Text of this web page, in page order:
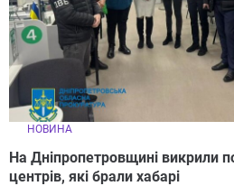
НОВИНА
На Дніпропетровщині викрили
центрів, які брали хабарі